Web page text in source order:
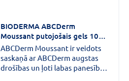
€
BIODERMA ABCDerm
Moussant putojošais gels 1000
ml
ABCDerm Moussant ir veidots
saskaņā ar ABCDerm augstas
drošības un ļoti labas panesības